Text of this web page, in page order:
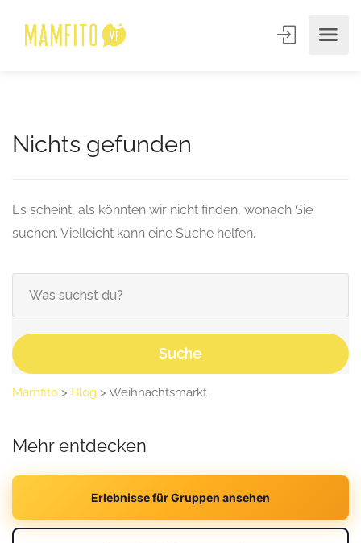
Nichts gefunden
Es scheint, als könnten wir nicht finden, wonach Sie
suchen. Vielleicht kann eine Suche helfen.
Suche
Mamfito > Blog > Weihnachtsmarkt
Mehr entdecken
Erlebnisse für Gruppen ansehen